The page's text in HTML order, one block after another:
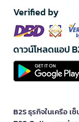
Verified by
ดาวน์โหลดแอป
B2S ธุรกิจในเครือ